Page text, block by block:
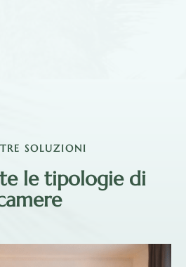
SOLUZIONI
le tipologie di